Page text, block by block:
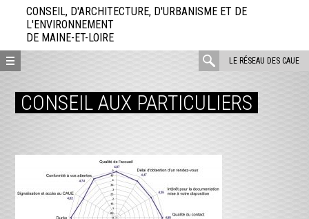
directement
contenu
CONSEIL, D'ARCHITECTURE, D'URBANISME ET DE
L'ENVIRONNEMENT
DE MAINE-ET-LOIRE
LE RÉSEAU DES CAUE
rechercher
CONSEIL AUX PARTICULIERS